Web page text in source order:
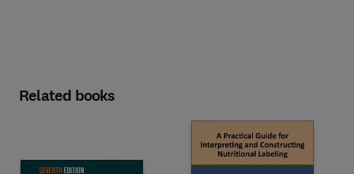
Related books